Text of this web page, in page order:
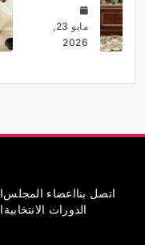
مايو 23,
2026
اتصل بنااعضاء المجلس
الدورات الانتخابية